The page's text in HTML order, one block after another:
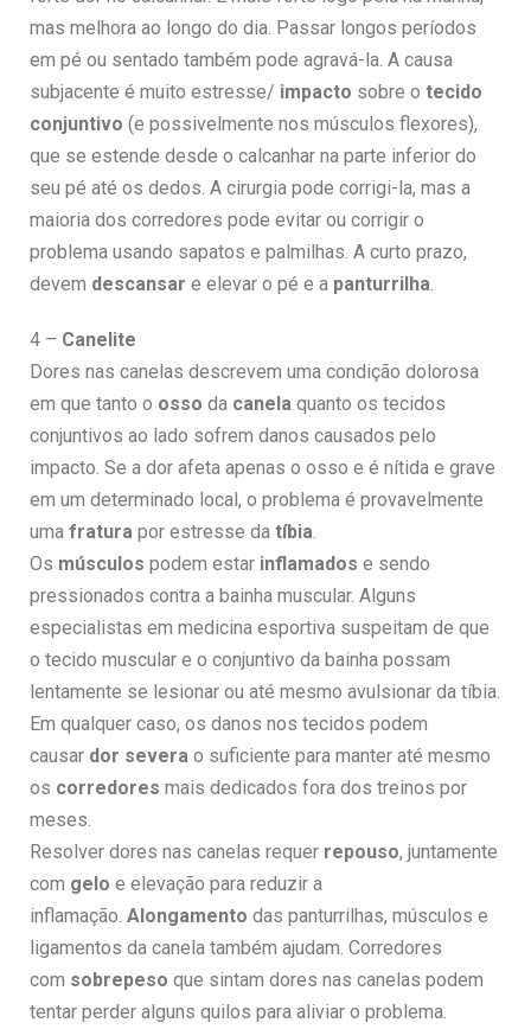
mas melhora ao longo do dia. Passar longos períodos
em pé ou sentado também pode agravá-la. A causa
subjacente é muito estresse/ impacto sobre o tecido
conjuntivo (e possivelmente nos músculos flexores),
que se estende desde o calcanhar na parte inferior do
seu pé até os dedos. A cirurgia pode corrigi-la, mas a
maioria dos corredores pode evitar ou corrigir o
problema usando sapatos e palmilhas. A curto prazo,
devem descansar e elevar o pé e a panturrilha.
4 – Canelite
Dores nas canelas descrevem uma condição dolorosa
em que tanto o osso da canela quanto os tecidos
conjuntivos ao lado sofrem danos causados pelo
impacto. Se a dor afeta apenas o osso e é nítida e grave
em um determinado local, o problema é provavelmente
uma fratura por estresse da tíbia.
Os músculos podem estar inflamados e sendo
pressionados contra a bainha muscular. Alguns
especialistas em medicina esportiva suspeitam de que
o tecido muscular e o conjuntivo da bainha possam
lentamente se lesionar ou até mesmo avulsionar da tíbia.
Em qualquer caso, os danos nos tecidos podem
causar dor severa o suficiente para manter até mesmo
os corredores mais dedicados fora dos treinos por
meses.
Resolver dores nas canelas requer repouso, juntamente
com gelo e elevação para reduzir a
inflamação. Alongamento das panturrilhas, músculos e
ligamentos da canela também ajudam. Corredores
com sobrepeso que sintam dores nas canelas podem
tentar perder alguns quilos para aliviar o problema.